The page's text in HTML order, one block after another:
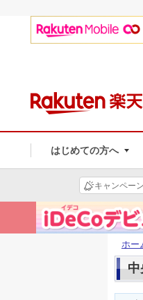
はじめての方へ
キャンペーン
ホー
中